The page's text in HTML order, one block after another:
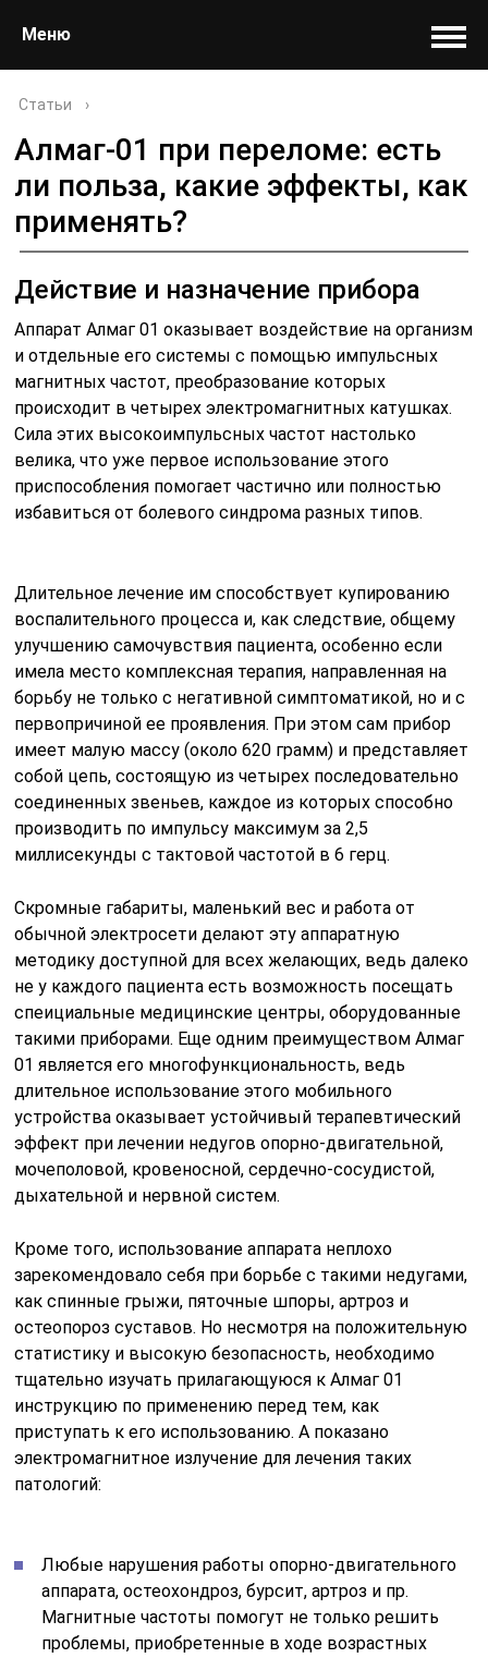
Меню
Статьи ›
Алмаг-01 при переломе: есть
ли польза, какие эффекты, как
применять?
Действие и назначение прибора
Аппарат Алмаг 01 оказывает воздействие на организм
и отдельные его системы с помощью импульсных
магнитных частот, преобразование которых
происходит в четырех электромагнитных катушках.
Сила этих высокоимпульсных частот настолько
велика, что уже первое использование этого
приспособления помогает частично или полностью
избавиться от болевого синдрома разных типов.
Длительное лечение им способствует купированию
воспалительного процесса и, как следствие, общему
улучшению самочувствия пациента, особенно если
имела место комплексная терапия, направленная на
борьбу не только с негативной симптоматикой, но и с
первопричиной ее проявления. При этом сам прибор
имеет малую массу (около 620 грамм) и представляет
собой цепь, состоящую из четырех последовательно
соединенных звеньев, каждое из которых способно
производить по импульсу максимум за 2,5
миллисекунды с тактовой частотой в 6 герц.
Скромные габариты, маленький вес и работа от
обычной электросети делают эту аппаратную
методику доступной для всех желающих, ведь далеко
не у каждого пациента есть возможность посещать
спеициальные медицинские центры, оборудованные
такими приборами. Еще одним преимуществом Алмаг
01 является его многофункциональность, ведь
длительное использование этого мобильного
устройства оказывает устойчивый терапевтический
эффект при лечении недугов опорно-двигательной,
мочеполовой, кровеносной, сердечно-сосудистой,
дыхательной и нервной систем.
Кроме того, использование аппарата неплохо
зарекомендовало себя при борьбе с такими недугами,
как спинные грыжи, пяточные шпоры, артроз и
остеопороз суставов. Но несмотря на положительную
статистику и высокую безопасность, необходимо
тщательно изучать прилагающуюся к Алмаг 01
инструкцию по применению перед тем, как
приступать к его использованию. А показано
электромагнитное излучение для лечения таких
патологий:
Любые нарушения работы опорно-двигательного
аппарата, остеохондроз, бурсит, артроз и пр.
Магнитные частоты помогут не только решить
проблемы, приобретенные в ходе возрастных